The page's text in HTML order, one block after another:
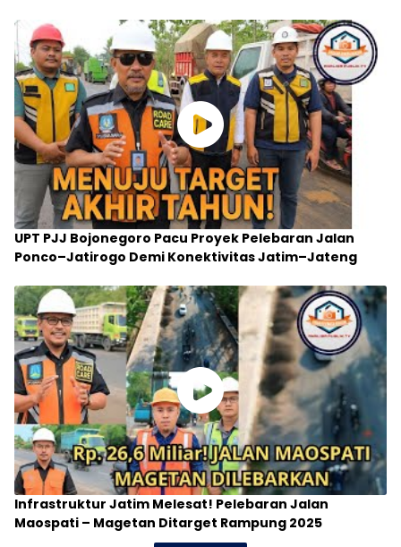
UPT PJJ Bojonegoro Pacu Proyek Pelebaran Jalan
Ponco–Jatirogo Demi Konektivitas Jatim–Jateng
Infrastruktur Jatim Melesat! Pelebaran Jalan
Maospati – Magetan Ditarget Rampung 2025